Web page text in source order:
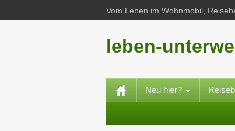
Vom Leben im Wohnmobil,
leben-
Neu hier?